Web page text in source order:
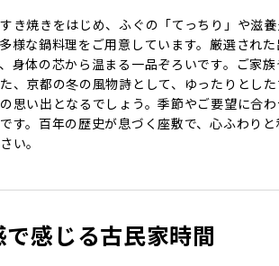
き焼きをはじめ、ふぐの「てっちり」や滋
様な鍋料理をご用意しています。厳選され
身体の芯から温まる一品ぞろいです。ご家族
、京都の冬の風物詩として、ゆったりとし
思い出となるでしょう。季節やご要望に合
す。百年の歴史が息づく座敷で、心ふわり
い。
で感じる古民家時間